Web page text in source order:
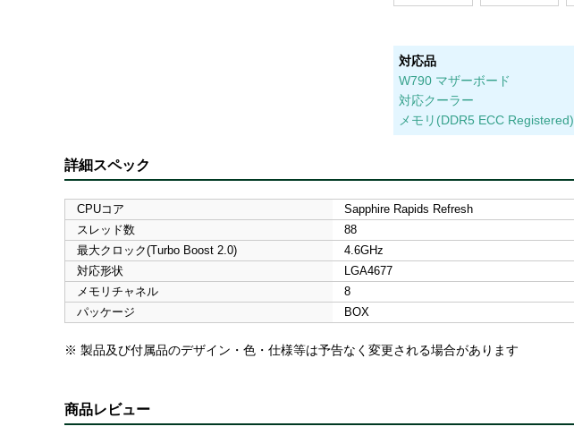
対応品
W790 マザーボード
対応クーラー
メモリ(DDR5 ECC Registered)
詳細スペック
CPUコア Sapphire Rapids Refresh
スレッド数
88
最大クロック(Turbo Boost 2.0)
4.6GHz
対応形状
LGA4677
メモリチャネル
8
パッケージ
BOX
※ 製品及び付属品のデザイン・色・仕様等は予告なく変更される場合があります
商品レビュー